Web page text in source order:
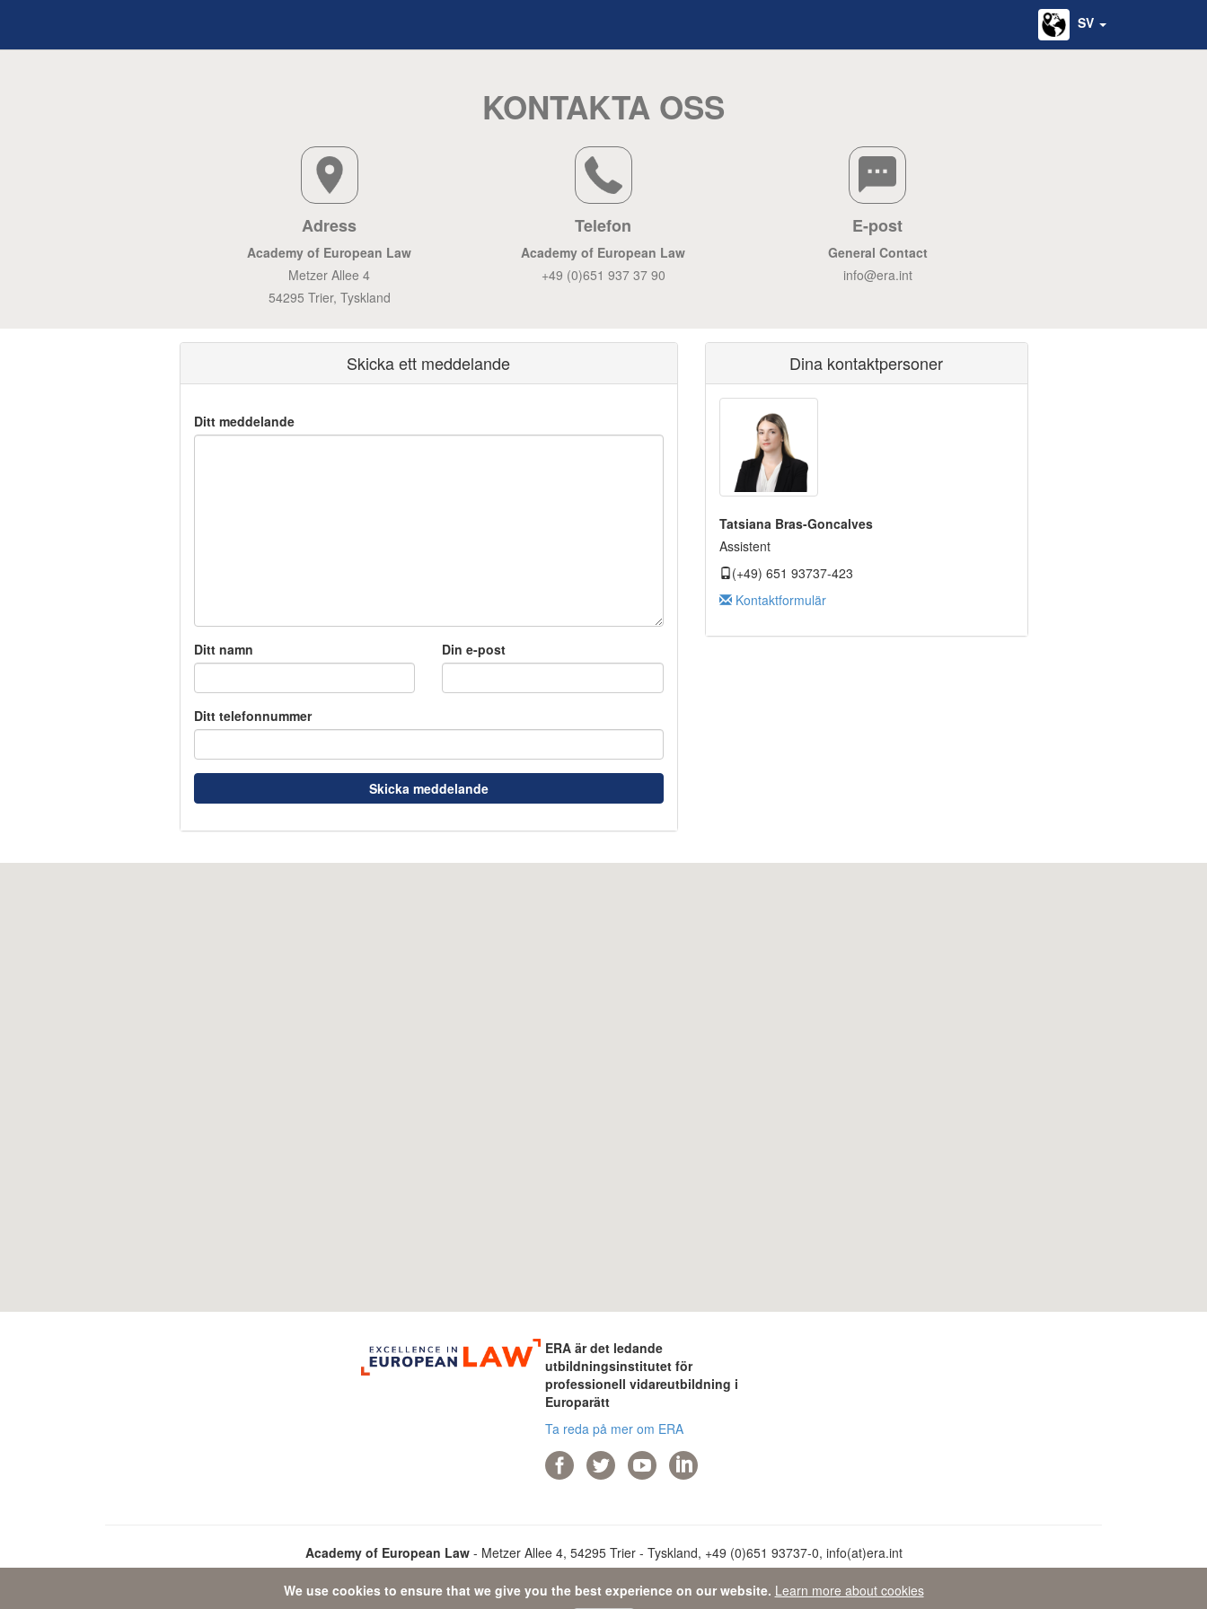
SV
KONTAKTA OSS
Adress
Academy of European Law
Metzer Allee 4
54295 Trier, Tyskland
Telefon
Academy of European Law
+49 (0)651 937 37 90
E-post
General Contact
info@era.int
Skicka ett meddelande
Ditt meddelande
Ditt namn Din e-post
Ditt telefonnummer
Skicka meddelande
Dina kontaktpersoner
Tatsiana Bras-Goncalves
Assistent
(+49) 651 93737-423
Kontaktformulär
We use cookies to ensure that we give you the best experience on our website. Learn more about cookies
ERA är det ledande
utbildningsinstitutet för
professionell vidareutbildning i
Europarätt
Ta reda på mer om ERA
Academy of European Law - Metzer Allee 4, 54295 Trier - Tyskland, +49 (0)651 93737-0, info(at)era.int